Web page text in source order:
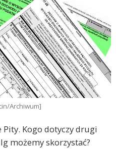
Archiwum]
Kogo dotyczy drugi
możemy skorzystać?